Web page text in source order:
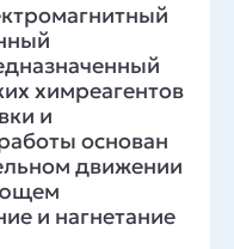
химреагентов
и
основан
движении
и нагнетание